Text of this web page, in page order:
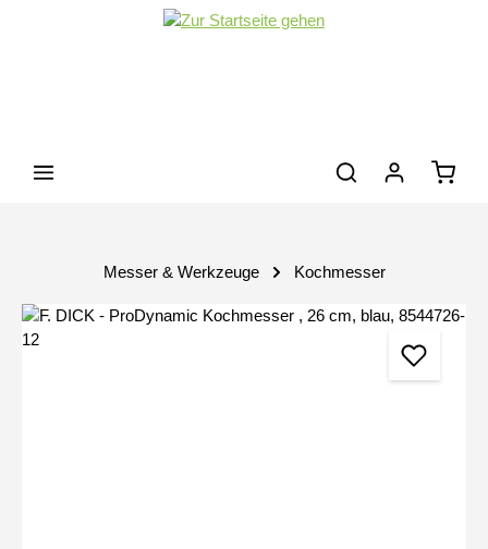
Zum Hauptinhalt springen
Messer & Werkzeuge Kochmesser
Bildergalerie überspringen